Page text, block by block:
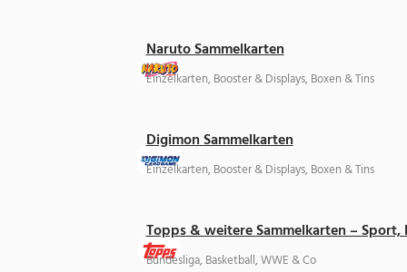
Naruto Sammelkarten
Einzelkarten, Booster & Displays, Boxen & Tins
Digimon Sammelkarten
Einzelkarten, Booster & Displays, Boxen & Tins
Topps & weitere Sammelkarten –
Bundesliga, Basketball, WWE & Co